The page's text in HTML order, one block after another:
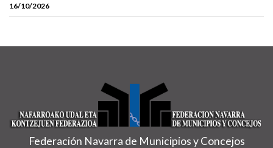
16/10/2026
Federación Navarra de Municipios y Concejos